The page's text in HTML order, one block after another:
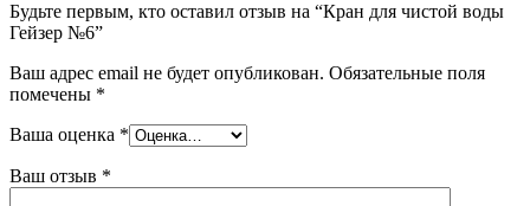
Будьте первым, кто оставил отзыв на “Кран для чистой воды
Гейзер №6”
Ваш адрес email не будет опубликован. Обязательные поля
помечены *
Ваша оценка *
Ваш отзыв *